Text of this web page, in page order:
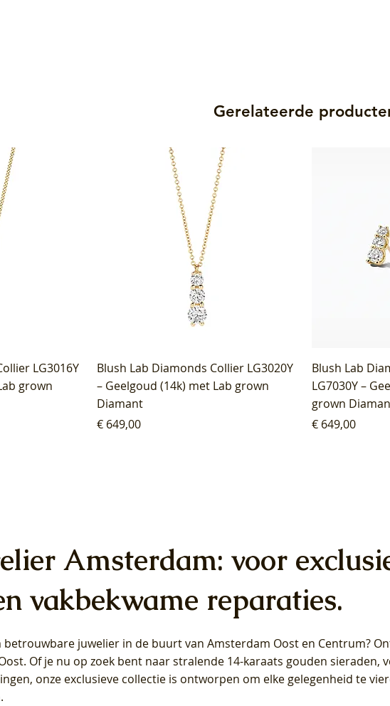
Gerelateerde
LG3016Y
grown
Blush Lab Diamonds Collier LG3020Y
– Geelgoud (14k) met Lab grown
Diamant
Prijs
€ 649,00
Blush Lab
LG7030Y –
grown
Prijs
€ 649,00
(14k) met Lab
Blush Lab Diamonds Oorhangers
LG9007Y/S - Geelgoud (14k) met Lab
grown Diamant
Blush Lab
Geelgoud
Diamant
LG3019Y
grown
Blush Lab Diamonds Ring LG1042Y –
Geelgoud (14k) met Lab grown
Diamant
Blush Lab
LG7027Y -
grown
LG1031Y -
grown
Blush Lab Diamonds Ring LG1044Y –
Geelgoud (14k) met Lab grown
Diamant
Blush Lab
LG7026Y -
grown
Amsterdam: voor
vakbekwame reparaties.
betrouwbare juwelier in de buurt van Amsterdam Oost en Centrum?
. Of je nu op zoek bent naar stralende 14-karaats gouden
onze exclusieve collectie is ontworpen om elke gelegenheid te
.